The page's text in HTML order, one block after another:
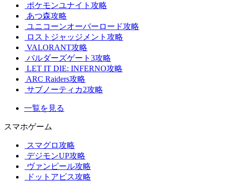
ポケモンユナイト攻略
あつ森攻略
ユニコーンオーバーロード攻略
ロストジャッジメント攻略
VALORANT攻略
バルダーズゲート3攻略
LET IT DIE: INFERNO攻略
ARC Raiders攻略
サブノーティカ2攻略
一覧を見る
スマホゲーム
スマグロ攻略
デジモンUP攻略
ヴァンピール攻略
ドットアビス攻略